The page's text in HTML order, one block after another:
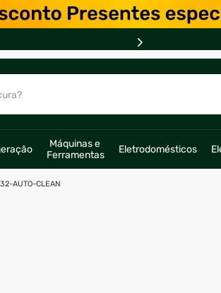
Máquinas e
Ferramentas
Eletrodomésticos
AUTO-CLEAN